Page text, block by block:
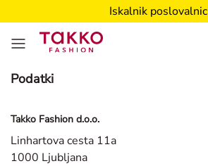
Iskalnik poslovalnic
Podatki
Takko Fashion d.o.o.
Linhartova cesta 11a
1000 Ljubljana